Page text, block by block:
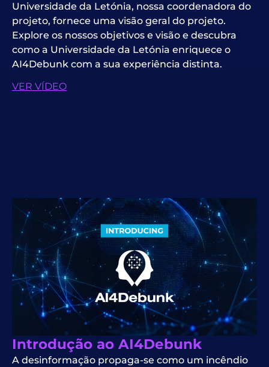
Universidade da Letónia, nossa coordenadora do
projeto, fornece uma visão geral do projeto.
Explore os nossos objetivos e visão e descubra
como a Universidade da Letónia enriquece o
AI4Debunk com a sua experiência distinta.
VER VÍDEO
Introdução ao AI4Debunk
A desinformação propaga-se como um incêndio